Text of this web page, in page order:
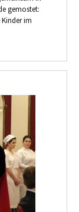
gemostet:
im